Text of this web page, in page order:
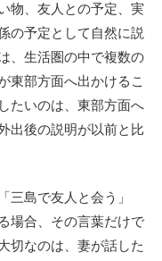
物、友人との予定、実
の予定として自然に説
、生活圏の中で複数の
東部方面へ出かけるこ
たいのは、東部方面へ
出後の説明が以前と比
三島で友人と会う」
場合、その言葉だけで
切なのは、妻が話した